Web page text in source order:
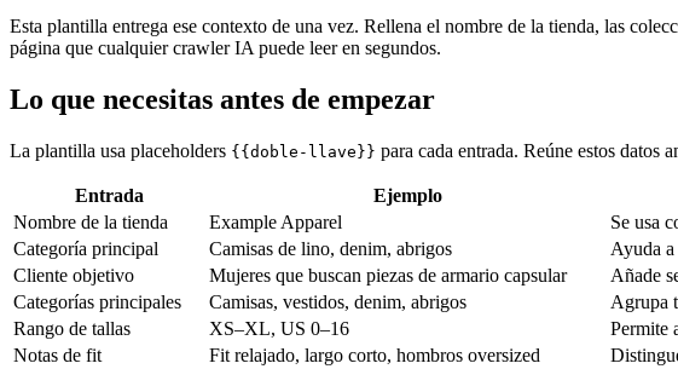
Esta plantilla entrega ese contexto de una vez. Rellena el nombre de la tienda, las
página que cualquier crawler IA puede leer en segundos.
Lo que necesitas antes de empezar
La plantilla usa placeholders {{doble-llave}} para cada entrada. Reúne estos datos
Entrada Ejemplo
Nombre de la tienda
Example Apparel
Se usa
Categoría principal
Camisas de lino, denim, abrigos
Ayuda
Cliente objetivo
Mujeres que buscan piezas de armario capsular
Añade
Categorías principales
Camisas, vestidos, denim, abrigos
Agrupa
Rango de tallas
XS–XL, US 0–16
Permite
Notas de fit
Fit relajado, largo corto, hombros oversized